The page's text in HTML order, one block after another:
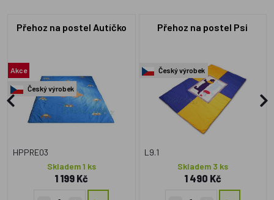
Přehoz na postel Autíčko
Akce
Český výrobek
HPPRE03
Skladem 1 ks
1 199 Kč
Přehoz na postel Psi
Český výrobek
L9.1
Skladem 3 ks
1 490 Kč